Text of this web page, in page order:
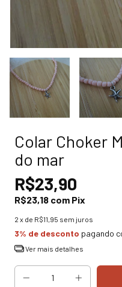
Colar Choker
do mar
R$23,90
R$23,18 com Pix
2 x de R$11,95 sem juros
3% de desconto pagando
Ver mais detalhes